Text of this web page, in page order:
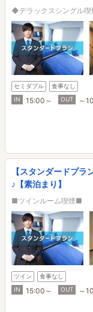
◆デラックスシングル
セミダブル
食事なし
IN
15:00～ OUT ～
【スタンダードプ
♪【素泊まり】
■ツインルーム喫煙■
ツイン
食事なし
IN
15:00～ OUT ～